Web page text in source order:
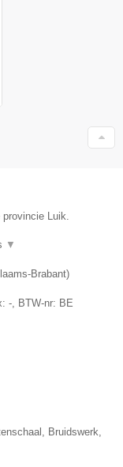
Luik.
▼
Brabant)
-, BTW-nr: BE
Bruidswerk,